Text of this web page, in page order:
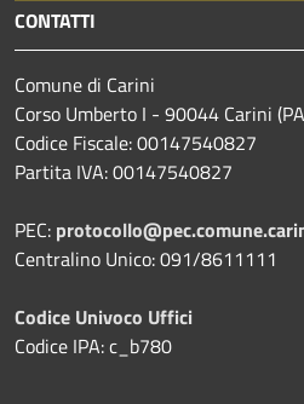
CONTATTI
Comune di Carini
Corso Umberto I - 90044 Carini
Codice Fiscale: 00147540827
Partita IVA: 00147540827
PEC:
Centralino Unico: 091/8611111
Codice Univoco Uffici
Codice IPA: c_b780